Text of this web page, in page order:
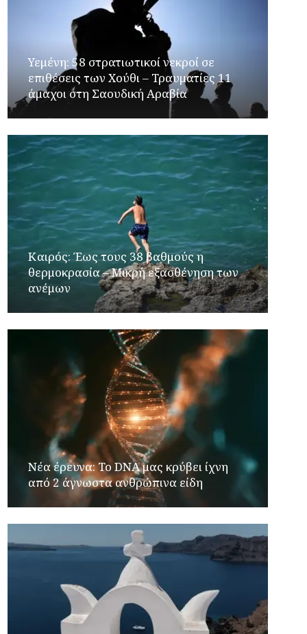
Υεμένη: 58 στρατιωτικοί νεκροί σε
επιθέσεις των Χούθι – Τραυματίες 11
άμαχοι στη Σαουδική Αραβία
Καιρός: Έως τους 38 βαθμούς η
θερμοκρασία – Μικρή εξασθένηση των
ανέμων
Νέα έρευνα: Το DNA μας κρύβει ίχνη
από 2 άγνωστα ανθρώπινα είδη